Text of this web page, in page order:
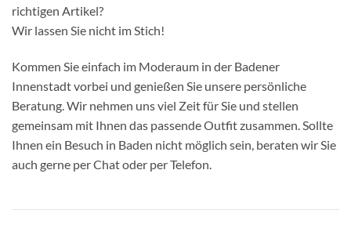
richtigen Artikel?
Wir lassen Sie nicht im Stich!
Kommen Sie einfach im Moderaum in der Badener
Innenstadt vorbei und genießen Sie unsere persönliche
Beratung. Wir nehmen uns viel Zeit für Sie und stellen
gemeinsam mit Ihnen das passende Outfit zusammen. Sollte
Ihnen ein Besuch in Baden nicht möglich sein, beraten wir Sie
auch gerne per Chat oder per Telefon.